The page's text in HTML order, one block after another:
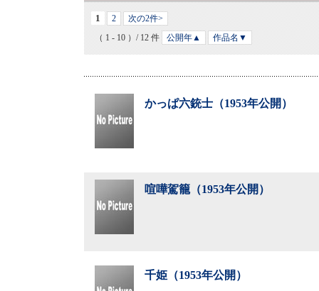
1 2
次の2件>
（ 1 - 10 ）/ 12 件
公開年▲ 作品名▼
かっぱ六銃士（1953年公開）
喧嘩駕籠（1953年公開）
千姫（1953年公開）